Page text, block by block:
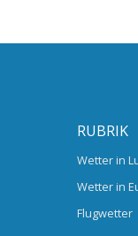
RUBRIK
Wetter in
Wetter in
Flugwetter